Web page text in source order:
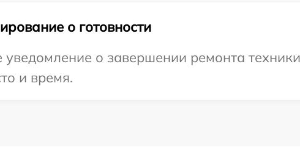
о готовности
уведомление о завершении ремонта
и время.